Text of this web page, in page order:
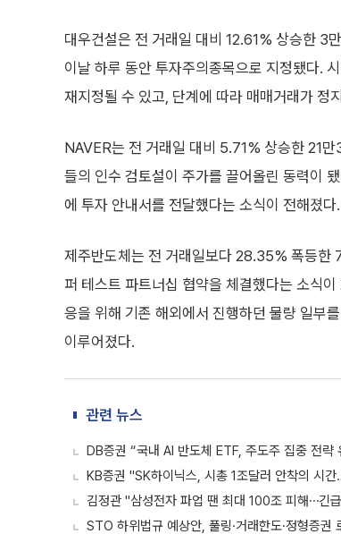
대우건설은 전 거래일 대비 12.61% 상승한 3
이날 하루 동안 투자주의종목으로 지정됐다.
재지정될 수 있고, 단계에 따라 매매거래가 정
NAVER는 전 거래일 대비 5.71% 상승한 21
들의 인수 검토설이 주가를 끌어올린 동력이
에 투자 안내서를 전달했다는 소식이 전해졌
제주반도체는 전 거래일보다 28.35% 폭등한
퍼 테스트 파트너십 협약을 체결했다는 소식
응을 위해 기존 해외에서 진행하던 물량 일부
이루어졌다.
관련 뉴스
DB증권 “국내 AI 반도체 ETF, 주도주 집중 전
KB증권 "SK하이닉스, 시총 1조달러 안착의 시
김정관 "삼성전자 파업 땐 최대 100조 피해⋯긴
STO 하위법규 예상안, 풀링·거래한도·정형증권